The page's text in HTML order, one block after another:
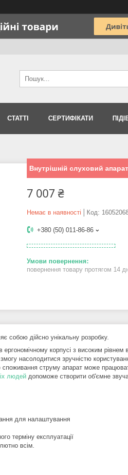
СТАТТІ СЕРТИФІКАТИ
Внутрішній слуховий
7 007 ₴
Немає в наявності Код:
+380 (50) 011-86-86
повернення товару протягом 14
собою дійсно унікальну розробку.
корпусі з високим рівнем
насолодитися зручністю
споживання струму апарат може
людей допоможе створити об'ємне
для налаштування
терміну експлуатації
всім.